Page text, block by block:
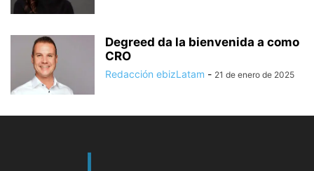
Degreed da la bienvenida a como
CRO
Redacción ebizLatam - 21 de enero de 2025